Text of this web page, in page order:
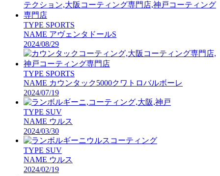
TYPE SPORTS
NAME アヴェンタドールS
2024/08/29
TYPE SPORTS
NAME カウンタック5000クワトロバルボーレ
2024/07/19
TYPE SUV
NAME ウルス
2024/03/30
TYPE SUV
NAME ウルス
2024/02/19